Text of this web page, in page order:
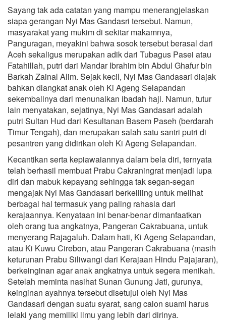
Sayang tak ada catatan yang mampu menerangjelaskan
siapa gerangan Nyi Mas Gandasri tersebut. Namun,
masyarakat yang mukim di sekitar makamnya,
Panguragan, meyakini bahwa sosok tersebut berasal dari
Aceh sekaligus merupakan adik dari Tubagus Pasei atau
Fatahillah, putri dari Mandar Ibrahim bin Abdul Ghafur bin
Barkah Zainal Alim. Sejak kecil, Nyi Mas Gandasari diajak
bahkan diangkat anak oleh Ki Ageng Selapandan
sekembalinya dari menunaikan ibadah haji. Namun, tutur
lain menyatakan, sejatinya, Nyi Mas Gandasari adalah
putri Sultan Hud dari Kesultanan Basem Paseh (berdarah
Timur Tengah), dan merupakan salah satu santri putri di
pesantren yang didirikan oleh Ki Ageng Selapandan.
Kecantikan serta kepiawaiannya dalam bela diri, ternyata
telah berhasil membuat Prabu Cakraningrat menjadi lupa
diri dan mabuk kepayang sehingga tak segan-segan
mengajak Nyi Mas Gandasari berkeliling untuk melihat
berbagai hal termasuk yang paling rahasia dari
kerajaannya. Kenyataan ini benar-benar dimanfaatkan
oleh orang tua angkatnya, Pangeran Cakrabuana, untuk
menyerang Rajagaluh. Dalam hati, Ki Ageng Selapandan,
atau Ki Kuwu Cirebon, atau Pangeran Cakrabuana (masih
keturunan Prabu Siliwangi dari Kerajaan Hindu Pajajaran),
berkeinginan agar anak angkatnya untuk segera menikah.
Setelah meminta nasihat Sunan Gunung Jati, gurunya,
keinginan ayahnya tersebut disetujui oleh Nyi Mas
Gandasari dengan suatu syarat, sang calon suami harus
lelaki yang memiliki ilmu yang lebih dari dirinya.